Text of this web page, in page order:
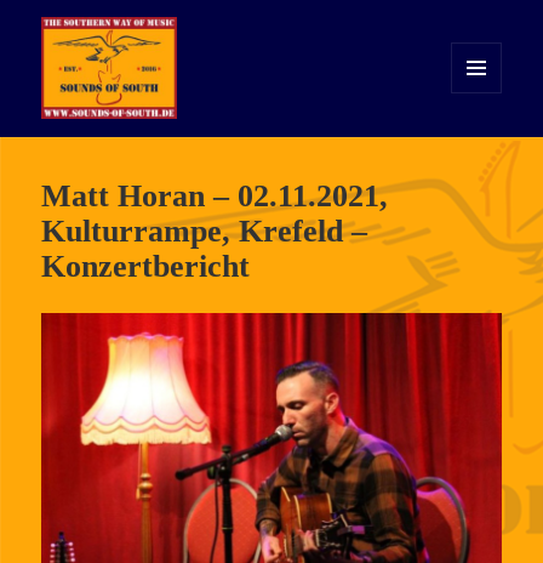
WIDGETS
Matt Horan – 02.11.2021,
Kulturrampe, Krefeld –
Konzertbericht